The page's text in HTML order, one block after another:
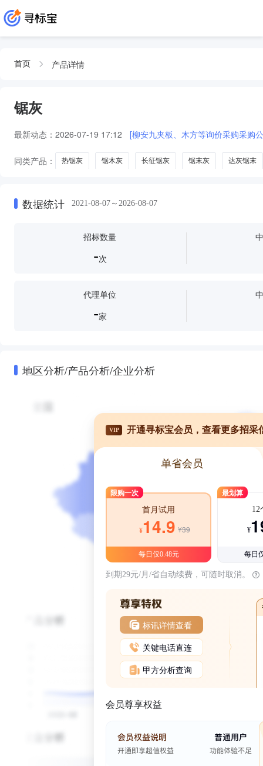
首页 产品详情
锯灰
最新动态： 2026-07-19 17:12 [柳安九夹板、木方等询价采购采购
同类产品： 热锯灰 锯木灰 长征锯灰 锯末灰 达灰锯末
数据统计 2021-08-07～2026-08-07
招标数量
-次
代理单位
-家
地区分析/产品分析/企业分析
VIP 开通寻标宝会员，查看更多招采
单省会员
限购一次
首月试用
¥14.9 ¥39
每日仅0.48元
最划算
12
¥
每日
到期29元/月/省自动续费，可随时取消。
标讯详情查看
关键电话直连
甲方分析查询
会员尊享权益